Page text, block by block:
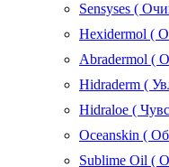
Sensyses (
Hexidermol (
Abradermol (
Hidraderm (
Hidraloe (
Oceanskin (
Sublime Oil (